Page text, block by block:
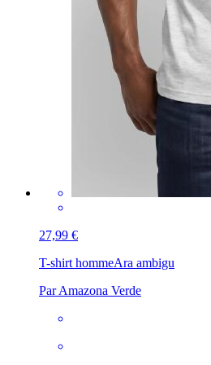
27,99 €
T-shirt hommeAra ambigu
Par Amazona Verde